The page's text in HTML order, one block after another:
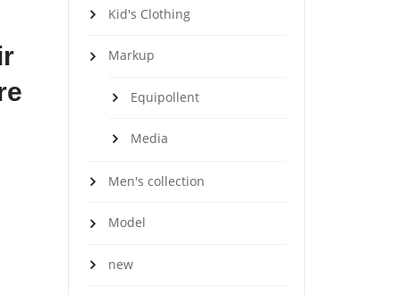
Kid's Clothing
Markup
Equipollent
Media
Men's collection
Model
new